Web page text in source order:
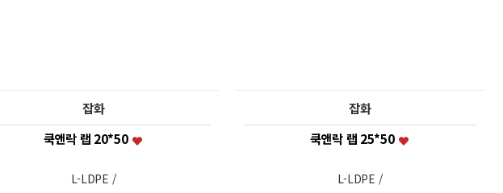
잡화
쿡앤락 랩 20*50
L-LDPE /
잡화
쿡앤락 랩 25*50
L-LDPE /